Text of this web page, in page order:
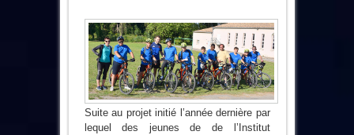
Suite au projet initié l’année dernière par
lequel des jeunes de de l’Institut